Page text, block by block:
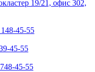
19/21, офис 302,
45-55
45-55
45-55